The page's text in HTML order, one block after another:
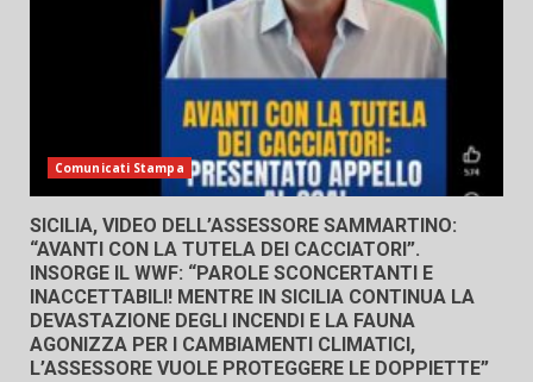
Comunicati Stampa
SICILIA, VIDEO DELL’ASSESSORE SAMMARTINO:
“AVANTI CON LA TUTELA DEI CACCIATORI”.
INSORGE IL WWF: “PAROLE SCONCERTANTI E
INACCETTABILI! MENTRE IN SICILIA CONTINUA LA
DEVASTAZIONE DEGLI INCENDI E LA FAUNA
AGONIZZA PER I CAMBIAMENTI CLIMATICI,
L’ASSESSORE VUOLE PROTEGGERE LE DOPPIETTE”